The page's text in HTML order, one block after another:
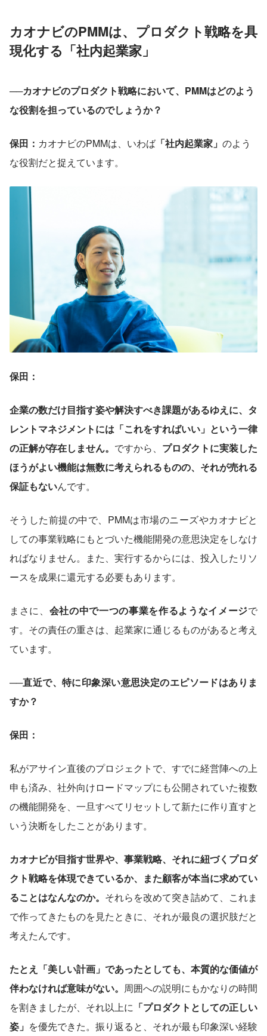
カオナビのPMMは、プロダクト戦略を具
現化する「社内起業家」
──カオナビのプロダクト戦略において、PMMはどのよう
な役割を担っているのでしょうか？
保田： カオナビのPMMは、いわば 「社内起業家」 のよう
な役割だと捉えています。
保田：
企業の数だけ目指す姿や解決すべき課題があるゆえに、タ
レントマネジメントには「これをすればいい」という一律
の正解が存在しません。 ですから、 プロダクトに実装した
ほうがよい機能は無数に考えられるものの、それが売れる
保証もないんです。
そうした前提の中で、PMMは市場のニーズやカオナビと
しての事業戦略にもとづいた機能開発の意思決定をしなけ
ればなりません。また、実行するからには、投入したリソ
ースを成果に還元する必要もあります。
まさに、 会社の中で一つの事業を作るようなイメージで
す。その責任の重さは、起業家に通じるものがあると考え
ています。
──直近で、特に印象深い意思決定のエピソードはありま
すか？
保田：
私がアサイン直後のプロジェクトで、すでに経営陣への上
申も済み、社外向けロードマップにも公開されていた複数
の機能開発を、一旦すべてリセットして新たに作り直すと
いう決断をしたことがあります。
カオナビが目指す世界や、事業戦略、それに紐づくプロダ
クト戦略を体現できているか、また顧客が本当に求めてい
ることはなんなのか。 それらを改めて突き詰めて、これま
で作ってきたものを見たときに、それが最良の選択肢だと
考えたんです。
たとえ「美しい計画」であったとしても、本質的な価値が
伴わなければ意味がない。 周囲への説明にもかなりの時間
を割きましたが、それ以上に 「プロダクトとしての正しい
姿」 を優先できた。振り返ると、それが最も印象深い経験